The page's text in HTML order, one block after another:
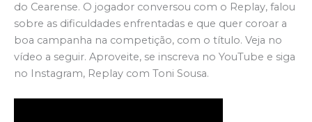
do Cearense. O jogador conversou com o Replay, falou
sobre as dificuldades enfrentadas e que quer coroar a
boa campanha na competição, com o título. Veja no
vídeo a seguir. Aproveite, se inscreva no YouTube e siga
no Instagram, Replay com Toni Sousa.